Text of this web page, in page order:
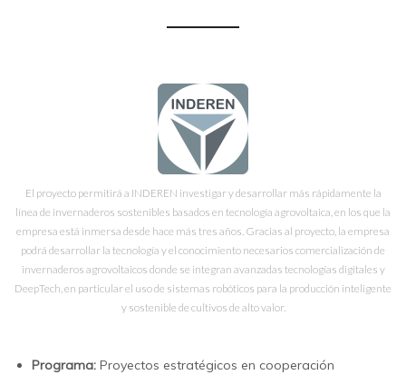
El proyecto permitirá a INDEREN investigar y desarrollar más rápidamente la
línea de invernaderos sostenibles basados en tecnología agrovoltaica, en los que la
empresa está inmersa desde hace más tres años. Gracias al proyecto, la empresa
podrá desarrollar la tecnología y el conocimiento necesarios comercialización de
invernaderos agrovoltaicos donde se integran avanzadas tecnologías digitales y
DeepTech, en particular el uso de sistemas robóticos para la producción inteligente
y sostenible de cultivos de alto valor.
Programa: Proyectos estratégicos en cooperación